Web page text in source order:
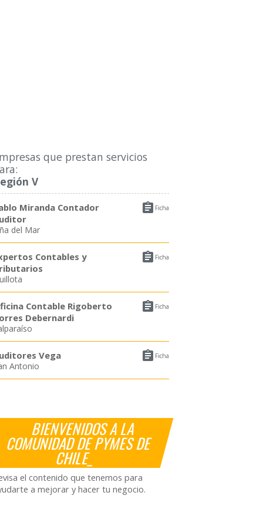
que prestan servicios
V
 Ficha
Miranda Contador
del Mar
 Ficha
Contables y
 Ficha
Contable Rigoberto
Debernardi
 Ficha
Vega
Antonio
BIENVENIDOS A LA
COMUNIDAD DE PYMES DE
CHILE_
el contenido que tenemos para
a mejorar y hacer tu negocio.